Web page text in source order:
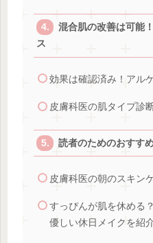
混合肌の改善は可能
ス
効果は確認済み！アル
皮膚科医の肌タイプ診
読者のためのおすす
皮膚科医の朝のスキン
すっぴんが肌を休める
優しい休日メイクを紹